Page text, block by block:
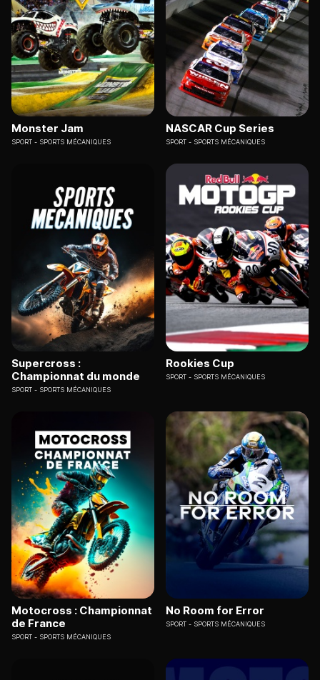
Monster Jam
SPORT SPORTS MÉCANIQUES
NASCAR Cup Series
SPORT SPORTS MÉCANIQUES
Supercross :
Championnat du monde
SPORT SPORTS MÉCANIQUES
Rookies Cup
SPORT SPORTS MÉCANIQUES
Motocross : Championnat
de France
SPORT SPORTS MÉCANIQUES
No Room for Error
SPORT SPORTS MÉCANIQUES